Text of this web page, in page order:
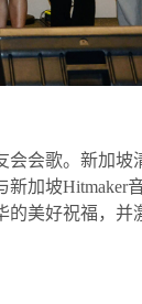
会会歌。新加坡
新加坡Hitmaker
美好祝福，